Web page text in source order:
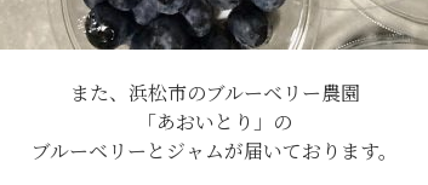
また、浜松市のブルーベリー農園
「あおいとり」の
ブルーベリーとジャムが届いております。